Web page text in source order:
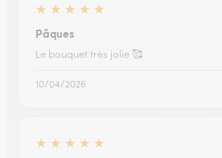
★ ★ ★ ★ ★
Pâques
Le bouquet très jolie 🥰
10/04/2026
★ ★ ★ ★ ★